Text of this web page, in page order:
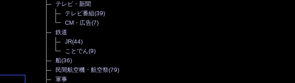
テレビ・新聞
テレビ番組(39)
CM・広告(7)
鉄道
JR(44)
ことでん(9)
船(36)
民間航空機・航空祭(79)
軍事